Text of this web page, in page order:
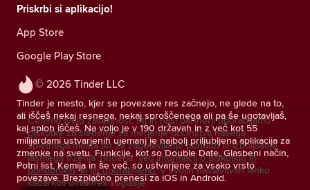
© 2026 Tinder LLC
Tinder je mesto, kjer se povezave res začnejo, ne glede na to,
ali iščeš nekaj resnega, nekaj sproščenega ali pa še ugotavljaš,
kaj sploh iščeš. Na voljo je v 190 državah in z več kot 55
milijardami ustvarjenih ujemanj je najbolj priljubljena aplikacija za
zmenke na svetu. Funkcije, kot so Double Date, Glasbeni način,
Potni list, Kemija in še več, so ustvarjene za vsako vrsto
povezave. Brezplačno prenesi za iOS in Android.
Priskrbi si aplikacijo!
App Store
Google Play Store
Cenimo tvojo zasebnost. Mi in naši partnerji uporabljamo
piškotke za sledenje za merjenje občinstva našega
spletnega mesta ter za zagotavljanje ponudb in izboljšanje
lastnega trženja Tinderja. Več informacij o piškotkih in
ponudnikih, ki jih uporabljamo. V svojih nastavitvah lahko
kadarkoli umakneš soglasje.